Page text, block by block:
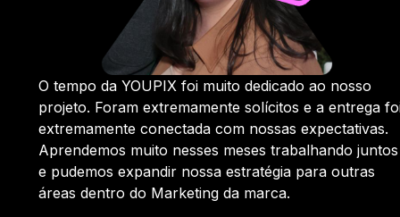
O tempo da YOUPIX foi muito dedicado ao nosso
projeto. Foram extremamente solícitos e a entrega
extremamente conectada com nossas expectativas.
Aprendemos muito nesses meses trabalhando juntos
e pudemos expandir nossa estratégia para outras
áreas dentro do Marketing da marca.